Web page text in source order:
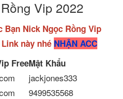
Vip 2022
Nick Ngọc Rồng Vip
này nhé NHẬN ACC
FreeMật Khẩu
jackjones333
9499535568